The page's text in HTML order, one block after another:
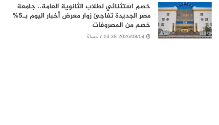
خصم استثنائي لطلاب الثانوية العامة.. جامعة
مصر الجديدة تفاجئ زوار معرض أخبار اليوم بـ5%
خصم من المصروفات
2026/08/04 7:03:38 مساءً